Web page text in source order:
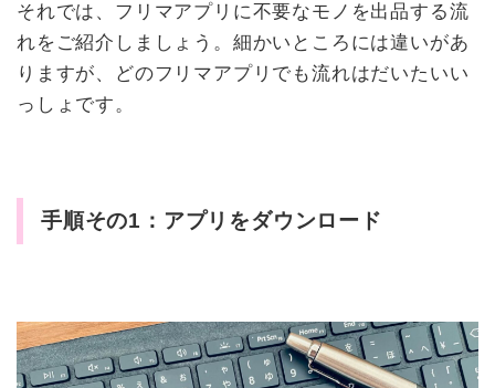
それでは、フリマアプリに不要なモノを出品する流
れをご紹介しましょう。細かいところには違いがあ
りますが、どのフリマアプリでも流れはだいたいい
っしょです。
手順その1：アプリをダウンロード